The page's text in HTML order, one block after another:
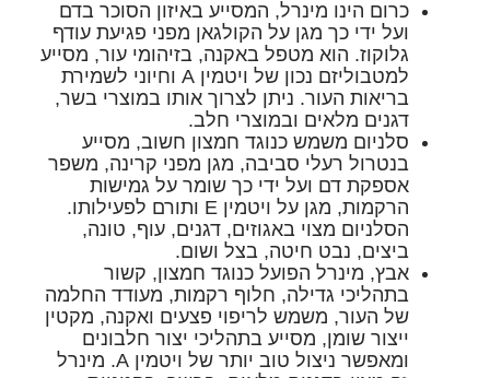
כרום הינו מינרל, המסייע באיזון הסוכר בדם
ועל ידי כך מגן על הקולגאן מפני פגיעת עודף
גלוקוז. הוא מטפל באקנה, בזיהומי עור, מסייע
למטבוליזם נכון של ויטמין A וחיוני לשמירת
בריאות העור. ניתן לצרוך אותו במוצרי בשר,
דגנים מלאים ובמוצרי חלב.
סלניום משמש כנוגד חמצון חשוב, מסייע
בנטרול רעלי סביבה, מגן מפני קרינה, משפר
אספקת דם ועל ידי כך שומר על גמישות
הרקמות, מגן על ויטמין E ותורם לפעילותו.
הסלניום מצוי באגוזים, דגנים, עוף, טונה,
ביצים, נבט חיטה, בצל ושום.
אבץ, מינרל הפועל כנוגד חמצון, קשור
בתהליכי גדילה, חלוף רקמות, מעודד החלמה
של העור, משמש לריפוי פצעים ואקנה, מקטין
ייצור שומן, מסייע בתהליכי יצור חלבונים
ומאפשר ניצול טוב יותר של ויטמין A. מינרל